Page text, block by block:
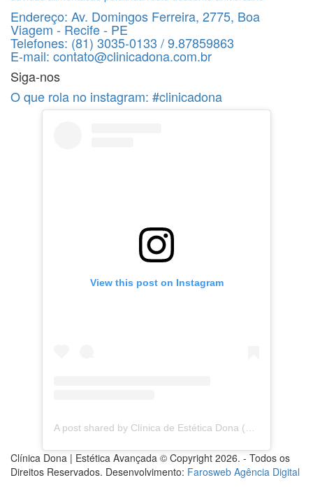
Endereço: Av. Domingos Ferreira, 2775, Boa
Viagem - Recife - PE
Telefones: (81) 3035-0133 / 9.87859863
E-mail: contato@clinicadona.com.br
Siga-nos
O que rola no instagram: #clinicadona
View this post on Instagram
Clínica Dona | Estética Avançada © Copyright 2026. - Todos os
Direitos Reservados. Desenvolvimento: Farosweb Agência Digital